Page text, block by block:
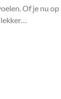
Of je nu